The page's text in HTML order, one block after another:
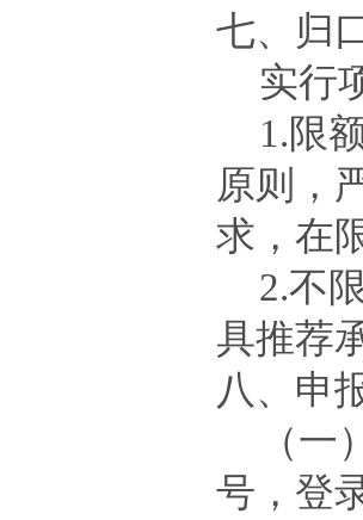
七、归
实行
1.限
原则，
求，在
2.不
具推荐
八、申
（
号，登